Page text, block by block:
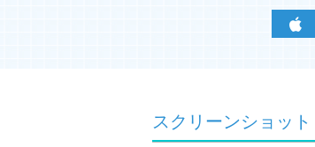
スクリーンショット